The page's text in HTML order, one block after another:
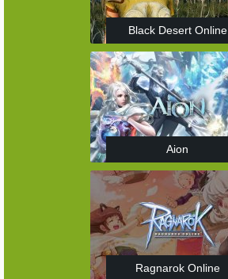
Black Desert Online
Aion
Ragnarok Online